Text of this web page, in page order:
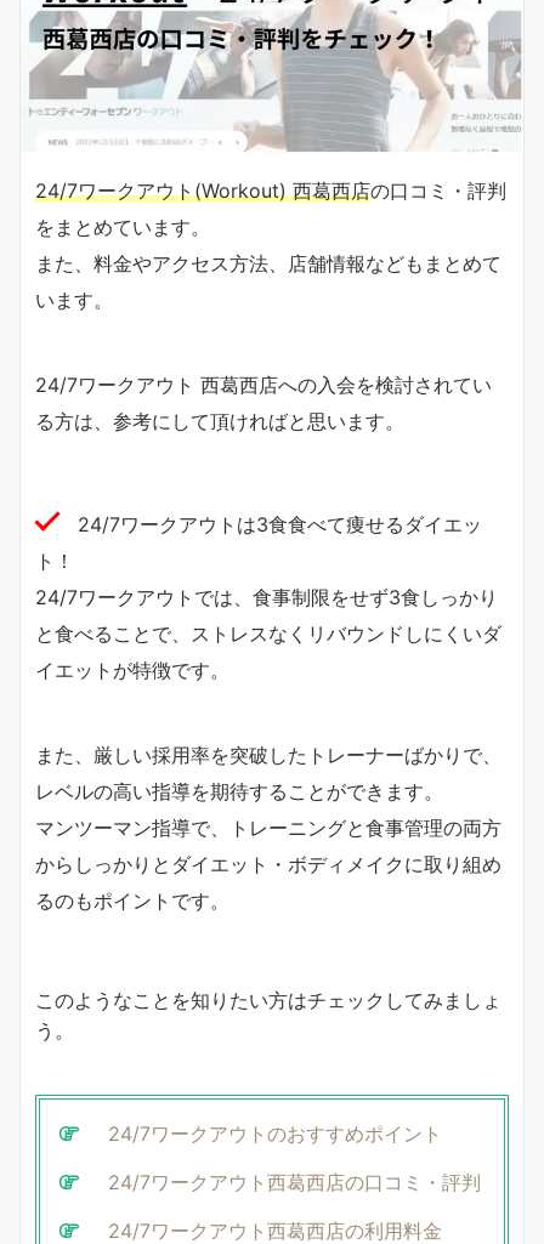
24/7ワークアウト(Workout) 西葛西店の口コミ・評判
をまとめています。
また、料金やアクセス方法、店舗情報などもまとめて
います。
24/7ワークアウト 西葛西店への入会を検討されてい
る方は、参考にして頂ければと思います。
24/7ワークアウトは3食食べて痩せるダイエッ
ト！
24/7ワークアウトでは、食事制限をせず3食しっかり
と食べることで、ストレスなくリバウンドしにくいダ
イエットが特徴です。
また、厳しい採用率を突破したトレーナーばかりで、
レベルの高い指導を期待することができます。
マンツーマン指導で、トレーニングと食事管理の両方
からしっかりとダイエット・ボディメイクに取り組め
るのもポイントです。
このようなことを知りたい方はチェックしてみましょ
う。
24/7ワークアウトのおすすめポイント
24/7ワークアウト西葛西店の口コミ・評判
24/7ワークアウト西葛西店の利用料金